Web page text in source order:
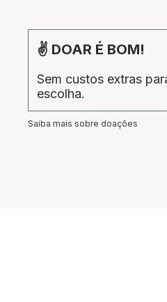
✌ DOAR É BOM!
Sem custos extras
escolha.
Saiba mais sobre doações